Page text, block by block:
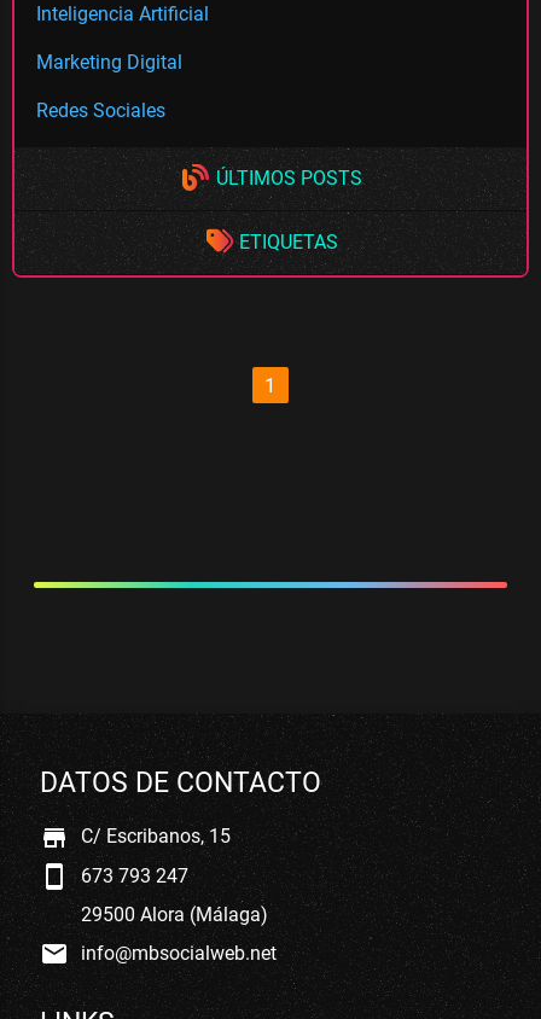
Inteligencia Artificial
Marketing Digital
Redes Sociales
ÚLTIMOS POSTS
ETIQUETAS
1
DATOS DE CONTACTO
store C/ Escribanos, 15
smartphone 673 793 247
29500 Alora (Málaga)
mail info@mbsocialweb.net